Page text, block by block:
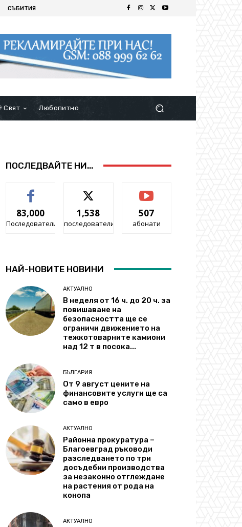
СЪБИТИЯ
Свят Любопитно
ПОСЛЕДВАЙТЕ НИ...
83,000
Последователи
1,538
последователи
507
абонати
НАЙ-НОВИТЕ НОВИНИ
АКТУАЛНО
В неделя от 16 ч. до 20 ч. за
повишаване на
безопасността ще се
ограничи движението на
тежкотоварните камиони
над 12 т в посока...
БЪЛГАРИЯ
От 9 август цените на
финансовите услуги ще са
само в евро
АКТУАЛНО
Районна прокуратура –
Благоевград ръководи
разследването по три
досъдебни производства
за незаконно отглеждане
на растения от рода на
конопа
АКТУАЛНО